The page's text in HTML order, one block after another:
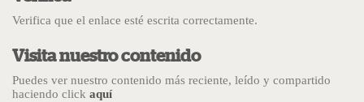
Verifica que el enlace esté escrita correctamente.
Visita nuestro contenido
Puedes ver nuestro contenido más reciente, leído y compartido
haciendo click aquí